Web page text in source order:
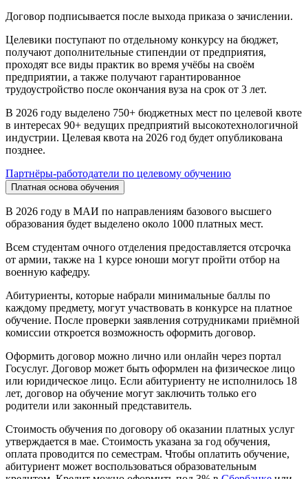
Договор подписывается после выхода приказа о зачислении.
Целевики поступают по отдельному конкурсу на бюджет,
получают дополнительные стипендии от предприятия,
проходят все виды практик во время учёбы на своём
предприятии, а также получают гарантированное
трудоустройство после окончания вуза на срок от 3 лет.
В 2026 году выделено 750+ бюджетных мест по целевой квоте
в интересах 90+ ведущих предприятий высокотехнологичной
индустрии. Целевая квота на 2026 год будет опубликована
позднее.
Партнёры-работодатели по целевому обучению
Платная основа обучения
В 2026 году в МАИ по направлениям базового высшего
образования будет выделено около 1000 платных мест.
Всем студентам очного отделения предоставляется отсрочка
от армии, также на 1 курсе юноши могут пройти отбор на
военную кафедру.
Абитуриенты, которые набрали минимальные баллы по
каждому предмету, могут участвовать в конкурсе на платное
обучение. После проверки заявления сотрудниками приёмной
комиссии откроется возможность оформить договор.
Оформить договор можно лично или онлайн через портал
Госуслуг. Договор может быть оформлен на физическое лицо
или юридическое лицо. Если абитуриенту не исполнилось 18
лет, договор на обучение могут заключить только его
родители или законный представитель.
Стоимость обучения по договору об оказании платных услуг
утверждается в мае. Стоимость указана за год обучения,
оплата проводится по семестрам. Чтобы оплатить обучение,
абитуриент может воспользоваться образовательным